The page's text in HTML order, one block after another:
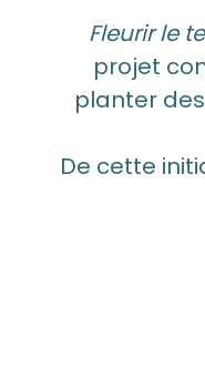
Fleurir le
projet
planter
De cette